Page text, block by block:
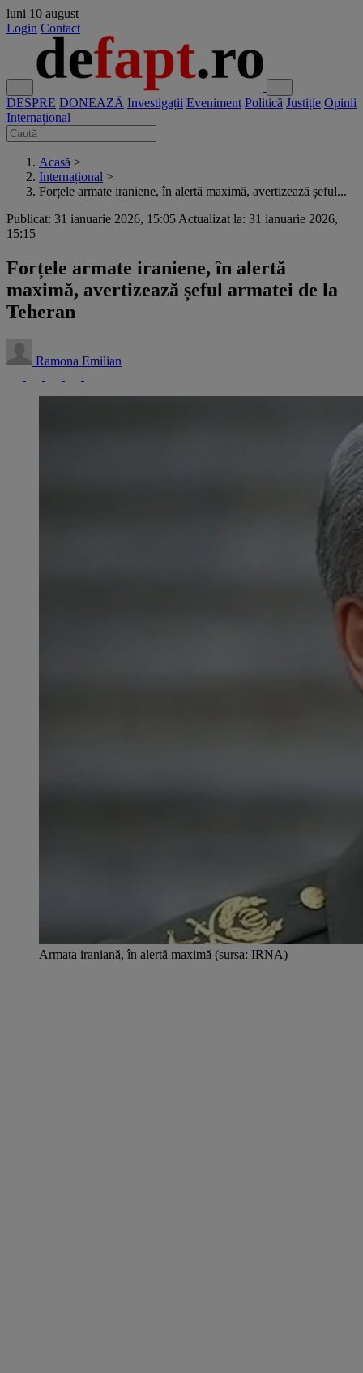
luni 10 august
Login Contact
DESPRE DONEAZĂ Investigații Eveniment Politică Justiție Opinii
Internațional
Acasă >
Internațional >
Forțele armate iraniene, în alertă maximă, avertizează șeful...
Publicat: 31 ianuarie 2026, 15:05 Actualizat la: 31 ianuarie 2026,
15:15
Forțele armate iraniene, în alertă
maximă, avertizează șeful armatei de la
Teheran
Ramona Emilian
Armata iraniană, în alertă maximă (sursa: IRNA)